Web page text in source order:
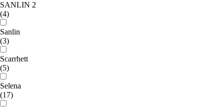
SANLIN 2
(4)
Sanlin
(3)
Scarrhett
(5)
Selena
(17)